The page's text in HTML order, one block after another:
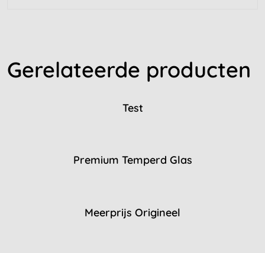
Gerelateerde producten
Test
Premium Temperd Glas
Meerprijs Origineel